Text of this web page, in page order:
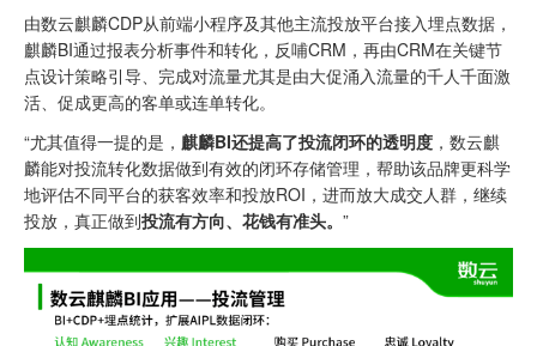
由数云麒麟CDP从前端小程序及其他主流投放平台接入埋点数据，
麒麟BI通过报表分析事件和转化，反哺CRM，再由CRM在关键节
点设计策略引导、完成对流量尤其是由大促涌入流量的千人千面激
活、促成更高的客单或连单转化。
“尤其值得一提的是， 麒麟BI还提高了投流闭环的透明度 ，数云麒
麟能对投流转化数据做到有效的闭环存储管理，帮助该品牌更科学
地评估不同平台的获客效率和投放ROI，进而放大成交人群，继续
投放，真正做到投流有方向、花钱有准头。 ”